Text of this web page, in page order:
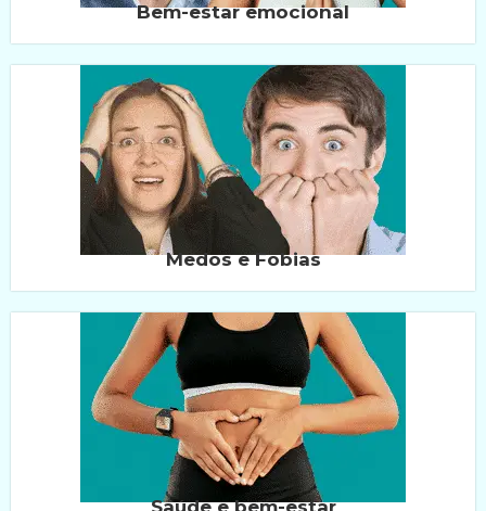
Bem-estar emocional
Medos e Fobias